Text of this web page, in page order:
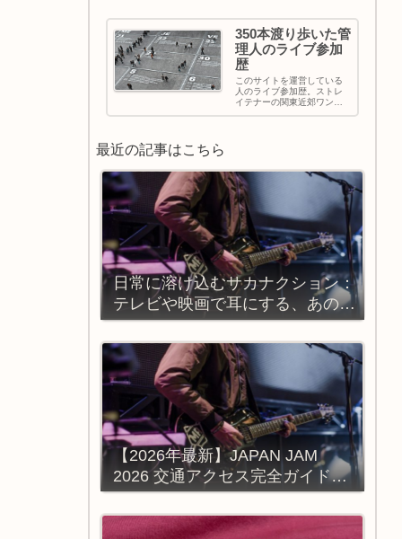
350本渡り歩いた管
理人のライブ参加
歴
このサイトを運営している
人のライブ参加歴。ストレ
イテナーの関東近郊ワンマ
最近の記事はこちら
日常に溶け込むサカナクション：
テレビや映画で耳にする、あの中
毒性サウンドの正体とは？
【2026年最新】JAPAN JAM
2026 交通アクセス完全ガイド：
強風対策と移動手段の選び方